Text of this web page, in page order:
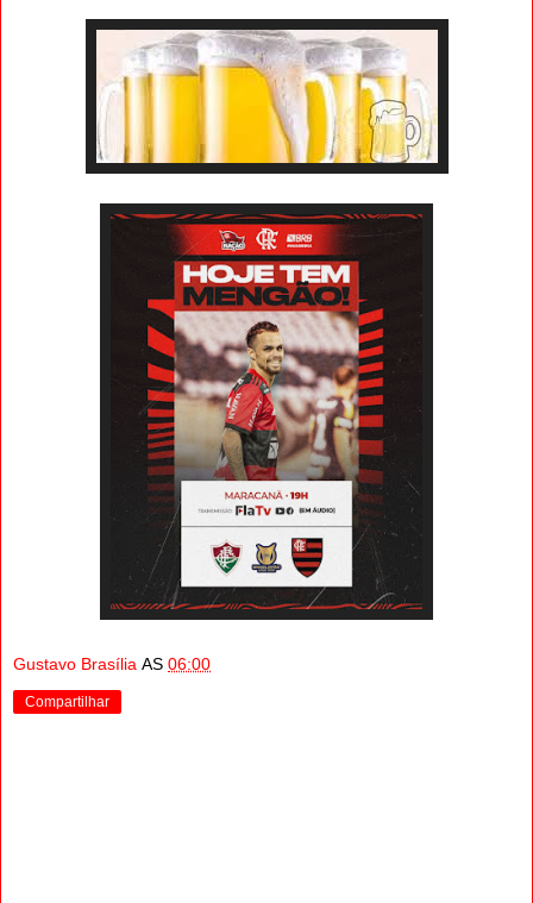
Gustavo Brasília AS 06:00
Compartilhar